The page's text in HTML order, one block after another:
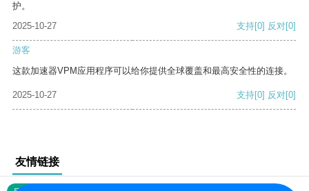
护。
2025-10-27
支持[0] 反对[0]
游客
这款加速器VPM应用程序可以给你提供全球覆盖和最高安全性的连接。
2025-10-27 支持[0] 反对[0]
友情链接